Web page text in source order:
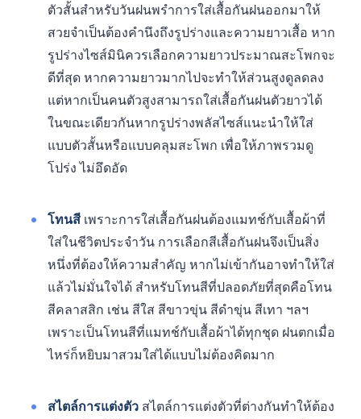
ตัวสั้นสำหรับวันฝนพรำการใส่เสื้อกันฝนออกมาให้
สวยจำเป็นต้องคำนึงถึงรูปร่างและความยาวเสื้อ หาก
รูปร่างไซส์มินิควรเลือกความยาวประมาณสะโพกจะ
ดีที่สุด หากความยาวมากไปจะทำให้ส่วนสูงดูลดลง
แต่หากเป็นคนตัวสูงสามารถใส่เสื้อกันฝนตัวยาวได้
ในขณะเดียวกันหากรูปร่างพลัสไซส์แนะนำให้ใส่
แบบตัวสั้นหรือแบบคลุมสะโพก เพื่อให้ภาพรวมดู
โปร่ง ไม่อึดอัด
โทนสี เพราะการใส่เสื้อกันฝนต้องแมทช์กับเสื้อผ้าที่
ใส่ในชีวิตประจำวัน การเลือกสีเสื้อกันฝนจึงเป็นสิ่ง
หนึ่งที่ต้องให้ความสำคัญ หากไม่เข้ากันอาจทำให้ใส่
แล้วไม่มั่นใจได้ สำหรับโทนสีที่ปลอดภัยที่สุดคือโทน
สีคลาสสิก เช่น สีใส สีขาวขุ่น สีดำขุ่น สีเทา ฯลฯ
เพราะเป็นโทนสีที่แมทช์กับเสื้อผ้าได้ทุกชุด ฝนตกเมื่อ
ไหร่ก็หยิบมาสวมใส่ได้แบบไม่ต้องคิดมาก
สไตล์การแต่งตัว สไตล์การแต่งตัวที่ต่างกันทำให้ต้อง